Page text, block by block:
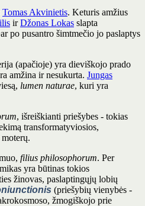
Tomas Akvinietis. Keturis amžius
irDžonas Lokas slapta
po pusantro šimtmečio jo paslaptys
(apačioje) yra dieviškojo prado
amžina ir nesukurta. Jungas
lumen naturae, kuri yra
, išreiškianti priešybes - tokias
transformatyviosios,
filius philosophorum. Per
yra būtinas tokios
žinovas, paslaptingųjų lobių
(priešybių vienybės -
žmogiškojo prie